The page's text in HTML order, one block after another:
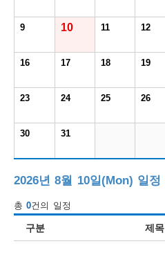
9 10 11 12
16 17 18 19
23 24 25 26
30 31
2026년 8월 10일(Mon) 일정
총0건의 일정
구분 제목
도
우
미